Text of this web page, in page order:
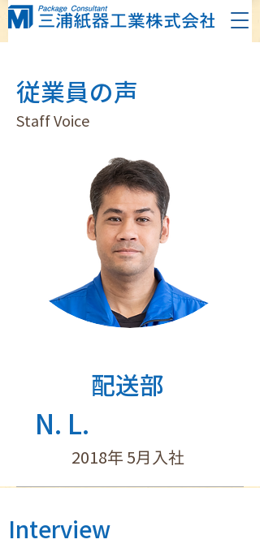
従業員の声
Staff Voice
配送部
N. L.
2018年 5月入社
Interview